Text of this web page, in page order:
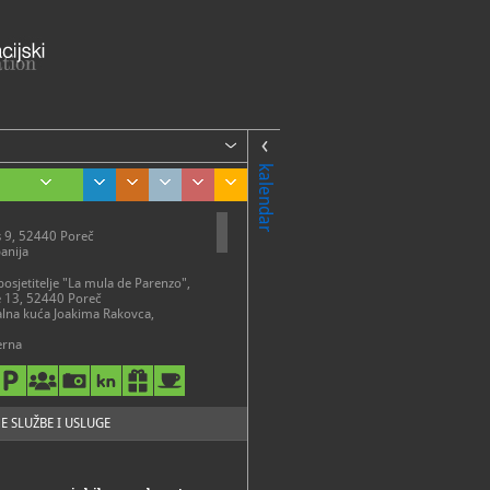
kalendar
9, 52440 Poreč
"La mula de Parenzo",
13, 52440 Poreč
kuća Joakima Rakovca,
Džamonje - Valkanela 5
kuća (stalni postav), Marafor 1,
SLUŽBE I USLUGE